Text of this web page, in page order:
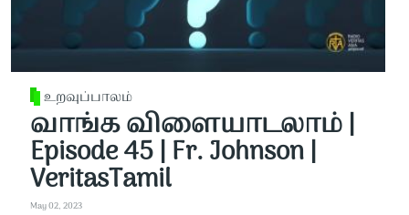
உறவுப்பாலம்
வாங்க விளையாடலாம் |
Episode 45 | Fr. Johnson |
VeritasTamil
May 02, 2023